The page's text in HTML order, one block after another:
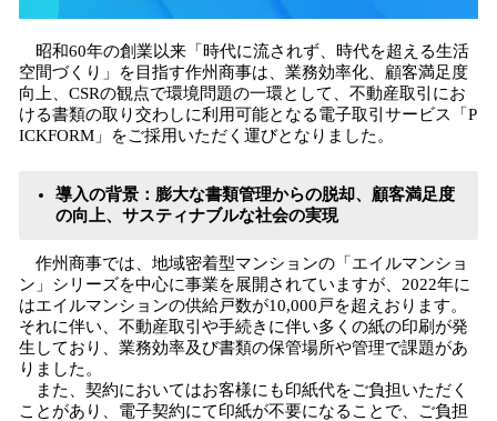
昭和60年の創業以来「時代に流されず、時代を超える生活
空間づくり」を目指す作州商事は、業務効率化、顧客満足度
向上、CSRの観点で環境問題の一環として、不動産取引にお
ける書類の取り交わしに利用可能となる電子取引サービス「P
ICKFORM」をご採用いただく運びとなりました。
導入の背景：膨大な書類管理からの脱却、顧客満足度
の向上、サスティナブルな社会の実現
作州商事では、地域密着型マンションの「エイルマンショ
ン」シリーズを中心に事業を展開されていますが、2022年に
はエイルマンションの供給戸数が10,000戸を超えおります。
それに伴い、不動産取引や手続きに伴い多くの紙の印刷が発
生しており、業務効率及び書類の保管場所や管理で課題があ
りました。
また、契約においてはお客様にも印紙代をご負担いただく
ことがあり、電子契約にて印紙が不要になることで、ご負担